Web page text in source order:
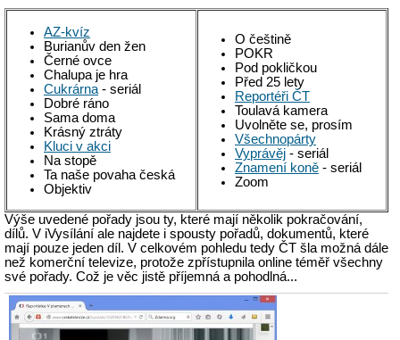
AZ-kvíz
Burianův den žen
Černé ovce
Chalupa je hra
Cukrárna - seriál
Dobré ráno
Sama doma
Krásný ztráty
Kluci v akci
Na stopě
Ta naše povaha česká
Objektiv
O češtině
POKR
Pod pokličkou
Před 25 lety
Reportéři ČT
Toulavá kamera
Uvolněte se, prosím
Všechnopárty
Vyprávěj - seriál
Znamení koně - seriál
Zoom
Výše uvedené pořady jsou ty, které mají několik pokračování,
dílů. V iVysílání ale najdete i spousty pořadů, dokumentů, které
mají pouze jeden díl. V celkovém pohledu tedy ČT šla možná dále
než komerční televize, protože zpřístupnila online téměř všechny
své pořady. Což je věc jistě příjemná a pohodlná...